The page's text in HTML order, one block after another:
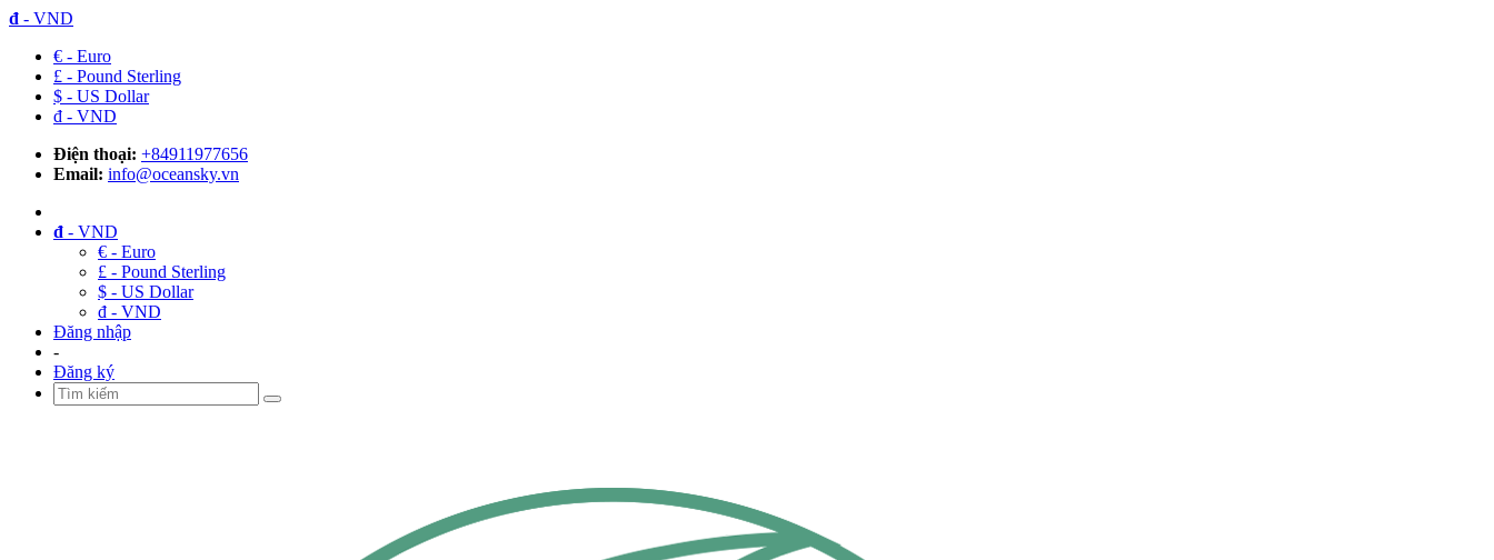
đ - VND
€ - Euro
£ - Pound Sterling
$ - US Dollar
đ - VND
Điện thoại: +84911977656
Email: info@oceansky.vn
đ - VND
€ - Euro
£ - Pound Sterling
$ - US Dollar
đ - VND
Đăng nhập
-
Đăng ký